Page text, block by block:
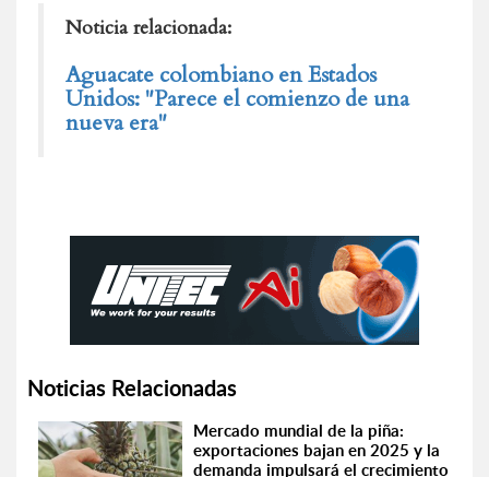
Noticia relacionada:
Aguacate colombiano en Estados
Unidos: "Parece el comienzo de una
nueva era"
Noticias Relacionadas
Mercado mundial de la piña:
exportaciones bajan en 2025 y la
demanda impulsará el crecimiento